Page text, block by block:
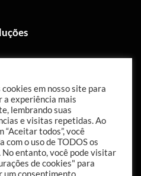
à Sábado.
das 9h às 19h
cookies em nosso site para
a experiência mais
lembrando suas
e visitas repetidas. Ao
“Aceitar todos”, você
com o uso de TODOS os
No entanto, você pode visitar
de cookies" para
um consentimento